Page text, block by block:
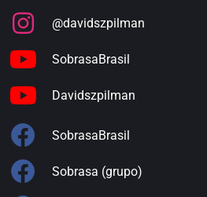
@davidszpilman
SobrasaBrasil
Davidszpilman
SobrasaBrasil
Sobrasa (grupo)